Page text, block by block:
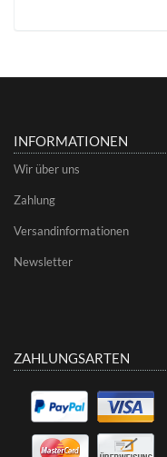
INFORMATIONEN
Wir über uns
Zahlung
Versandinformationen
Newsletter
ZAHLUNGSARTEN